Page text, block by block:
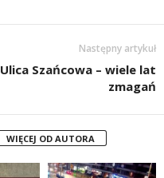
Następny artykuł
Ulica Szańcowa – wiele lat
zmagań
WIĘCEJ OD AUTORA